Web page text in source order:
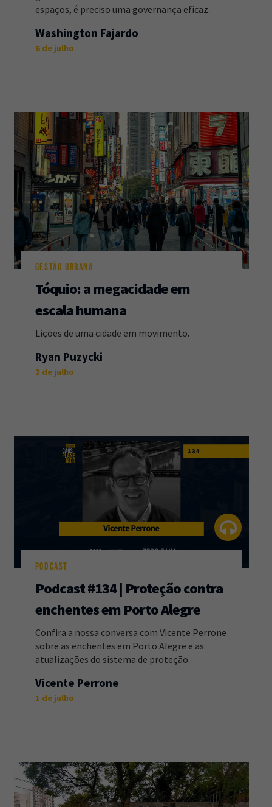
espaços, é preciso uma governança eficaz.
Washington Fajardo
6 de julho
GESTÃO URBANA
Tóquio: a megacidade em
escala humana
Lições de uma cidade em movimento.
Ryan Puzycki
2 de julho
PODCAST
Podcast #134 | Proteção contra
enchentes em Porto Alegre
Confira a nossa conversa com Vicente Perrone
sobre as enchentes em Porto Alegre e as
atualizações do sistema de proteção.
Vicente Perrone
1 de julho